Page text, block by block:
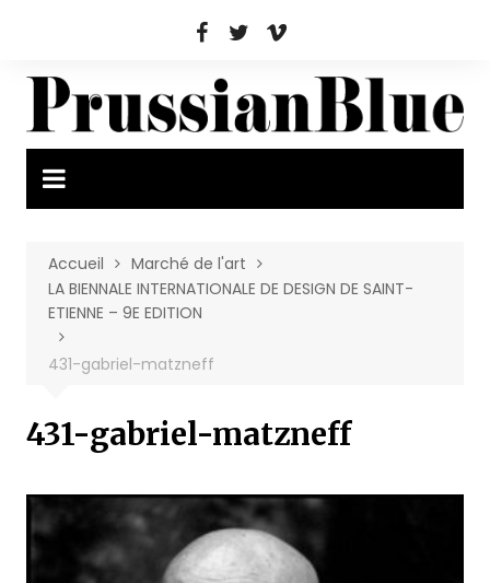
Accueil
Marché de l'art
LA BIENNALE INTERNATIONALE DE DESIGN DE SAINT-
ETIENNE – 9E EDITION
431-gabriel-matzneff
431-gabriel-matzneff